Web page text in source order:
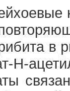
в
Н-